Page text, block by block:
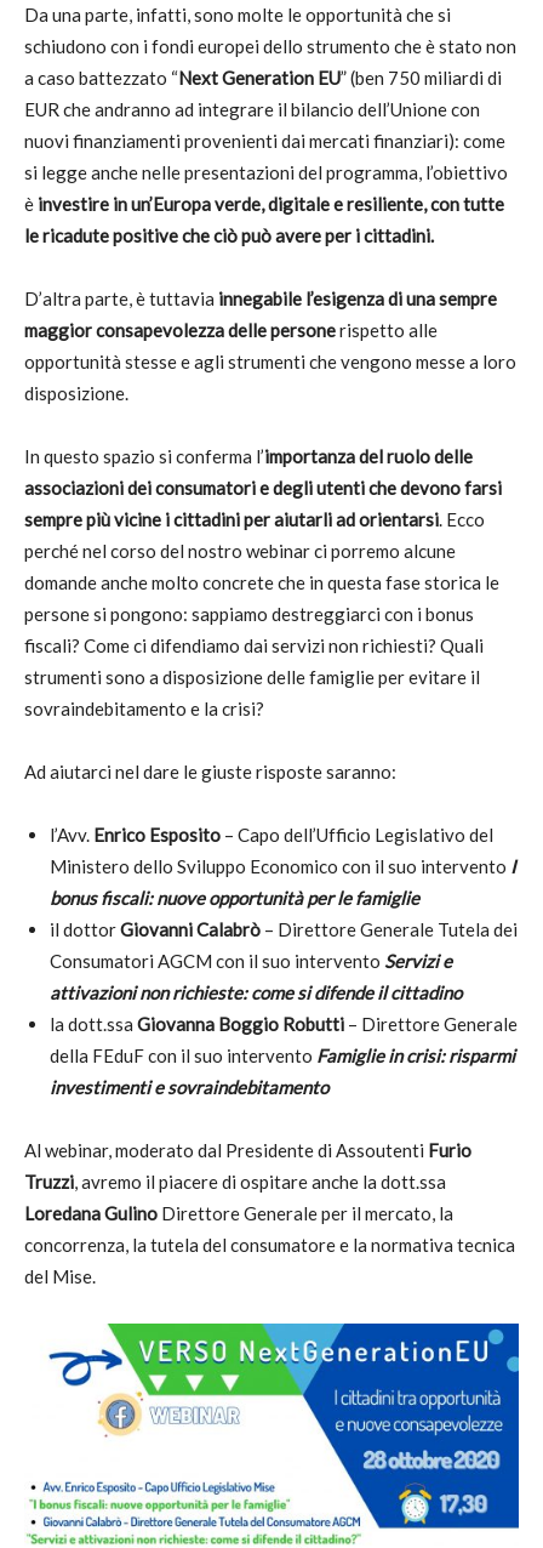
Da una parte, infatti, sono molte le opportunità che si
schiudono con i fondi europei dello strumento che è stato non
a caso battezzato “Next Generation EU” (ben 750 miliardi di
EUR che andranno ad integrare il bilancio dell’Unione con
nuovi finanziamenti provenienti dai mercati finanziari): come
si legge anche nelle presentazioni del programma, l’obiettivo
è investire in un’Europa verde, digitale e resiliente, con tutte
le ricadute positive che ciò può avere per i cittadini.
D’altra parte, è tuttavia innegabile l’esigenza di una sempre
maggior consapevolezza delle personerispetto alle
opportunità stesse e agli strumenti che vengono messe a loro
disposizione.
In questo spazio si conferma l’importanza del ruolo delle
associazioni dei consumatori e degli utenti che devono farsi
sempre più vicine i cittadini per aiutarli ad orientarsi. Ecco
perché nel corso del nostro webinar ci porremo alcune
domande anche molto concrete che in questa fase storica le
persone si pongono: sappiamo destreggiarci con i bonus
fiscali? Come ci difendiamo dai servizi non richiesti? Quali
strumenti sono a disposizione delle famiglie per evitare il
sovraindebitamento e la crisi?
Ad aiutarci nel dare le giuste risposte saranno:
l’Avv. Enrico Esposito – Capo dell’Ufficio Legislativo del
Ministero dello Sviluppo Economico con il suo intervento I
bonus fiscali: nuove opportunità per le famiglie
il dottorGiovanni Calabrò – Direttore Generale Tutela dei
Consumatori AGCM con il suo intervento Servizi e
attivazioni non richieste: come si difende il cittadino
la dott.ssa Giovanna Boggio Robutti – Direttore Generale
della FEduF con il suo intervento Famiglie in crisi: risparmi
investimenti e sovraindebitamento
Al webinar, moderato dal Presidente di Assoutenti Furio
Truzzi, avremo il piacere di ospitare anche la dott.ssa
Loredana Gulino Direttore Generale per il mercato, la
concorrenza, la tutela del consumatore e la normativa tecnica
del Mise.